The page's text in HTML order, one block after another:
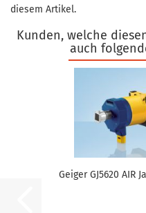
diesem Artikel.
Kunden, welche
auch
Gei­ger GJ5620 AIR